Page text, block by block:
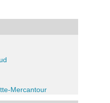
Mercantour